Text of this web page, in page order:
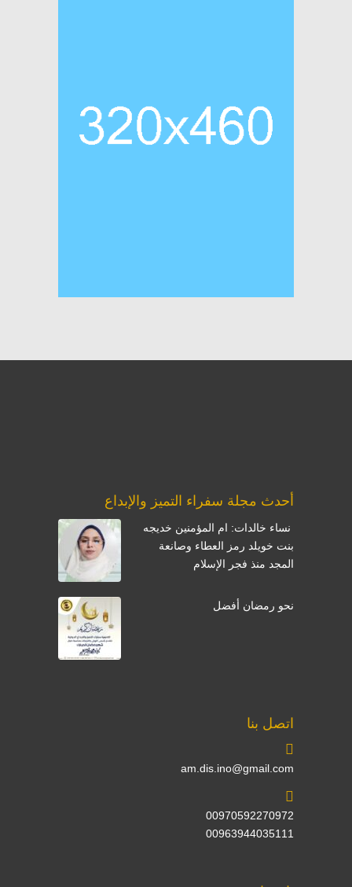
أحدث مجلة سفراء التميز والإبداع
نساء خالدات: ام المؤمنين خديجه
بنت خويلد رمز العطاء وصانعة
المجد منذ فجر الإسلام
نحو رمضان أفضل
اتصل بنا
am.dis.ino@gmail.com
00970592270972
00963944035111